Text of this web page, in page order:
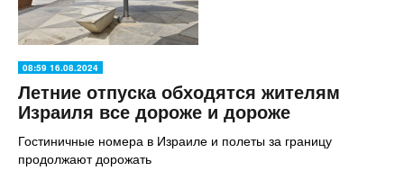
08:59 16.08.2024
Летние отпуска обходятся жителям
Израиля все дороже и дороже
Гостиничные номера в Израиле и полеты за границу
продолжают дорожать